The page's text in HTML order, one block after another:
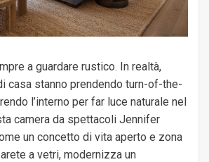
a guardare rustico. In realtà,
casa stanno prendendo turn-of-the-
l’interno per far luce naturale nel
camera da spettacoli Jennifer
un concetto di vita aperto e zona
a vetri, modernizza un